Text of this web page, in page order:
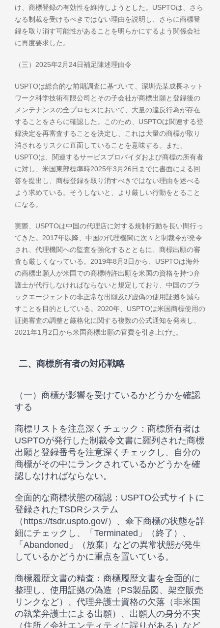
け、商標登録の有効性を維持しようとした。USPTOは、さら
なる制裁を受けるべきではない理由を説明し、さらに商標登
録を取り消す可能性があることを明らかにするよう関係会社
に再度要求した。
（三）2025年2月24日補足陳述理由令
USPTOは総合的な前期調査に基づいて、深圳売某成長ネット
ワーク科学技術有限公司とその子会社が商標出願と登録後の
メンテナンスの全プロセスにおいて、大量の違反行為が存在
することをさらに確認した。このため、USPTOは関連する登
録決定を再審査することを決定し、これは大量の商標が取り
消されるリスクに直面していることを意味する。また、
USPTOは、関連するサービスプロバイダおよび商標の所有者
に対し、米国東部標準時2025年3月26日までに書面による回
答を提出し、商標登録を取り消すべきではない理由を述べる
よう求めている。そうしないと、より厳しい行動をとること
になる。
実際、USPTOは中国の代理店に対する規制行動を長い間行っ
てきた。2017年以降、中国の代理機関に次々と制裁令が発令
され、代理機関への監査を強化するとともに、商標出願の審
査も厳しくなっている。2019年8月3日から、USPTOは海外
の商標出願人が米国での商標特許出願を米国の資格を持つ弁
護士が代行しなければならないと規定しており、中国のブラ
ックエージェントの非正常な出願及び虚偽の使用証拠を減ら
すことを目的としている。2020年、USPTOは米国商標使用の
証拠審査の調整と厳格化に関する複数の公式通知を発表し、
2021年1月2日から米国商標出願の官費を引き上げた。
二、商標所有者の対応戦略
（一）商標が影響を受けているかどうかを確認
する
商標リストを注意深くチェック：商標所有者は
USPTOが発行した制裁令文書に羅列された商標
出願と登録番号を注意深くチェックし、自分の
商標がその中にランクされているかどうかを確
認しなければならない。
全面的な商標状態の確認：USPTO公式サイトに
登録されたTSDRシステム
（https://tsdr.uspto.gov/）、傘下商標の状態を詳
細にチェックし、「Terminated」（終了）、
「Abandoned」（放棄）などの異常状態が発生
しているかどうかに重点を置いている。
商標履歴文書の精査：商標履歴文書を全面的に
整理し、使用証拠の偽造（PS製品図、架空販売
リンクなど）、代理弁護士資格の欠落（非米国
の執業弁護士による出願）、出願人の身分不実
（住所／会社エンティティに誤りがある）など